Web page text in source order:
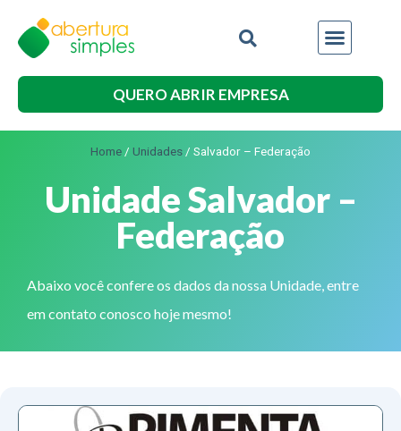
QUERO ABRIR EMPRESA
Home / Unidades / Salvador – Federação
Unidade Salvador –
Federação
Abaixo você confere os dados da nossa Unidade, entre
em contato conosco hoje mesmo!